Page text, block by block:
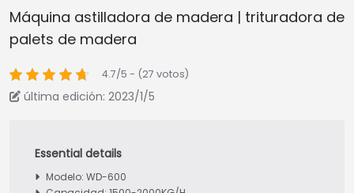
Máquina astilladora de madera | trituradora de
palets de madera
4.7/5 - (27 votos)
última edición: 2023/1/5
Modelo: WD-600